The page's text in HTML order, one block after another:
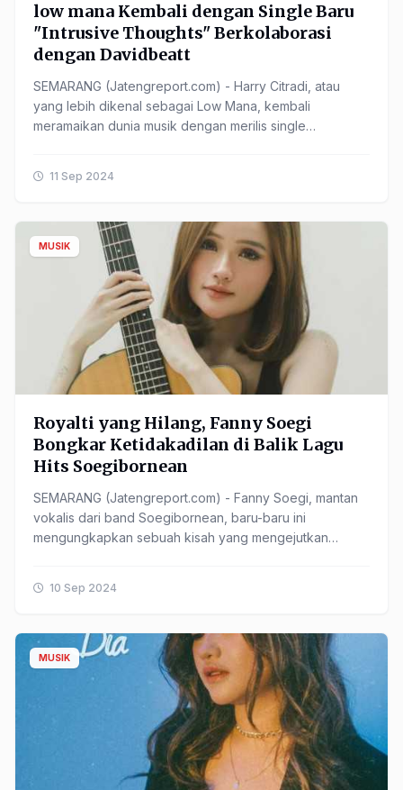
low mana Kembali dengan Single Baru
"Intrusive Thoughts" Berkolaborasi
dengan Davidbeatt
SEMARANG (Jatengreport.com) - Harry Citradi, atau
yang lebih dikenal sebagai Low Mana, kembali
meramaikan dunia musik dengan merilis single
11 Sep 2024
MUSIK
Royalti yang Hilang, Fanny Soegi
Bongkar Ketidakadilan di Balik Lagu
Hits Soegibornean
SEMARANG (Jatengreport.com) - Fanny Soegi, mantan
vokalis dari band Soegibornean, baru-baru ini
mengungkapkan sebuah kisah yang mengejutkan
10 Sep 2024
MUSIK